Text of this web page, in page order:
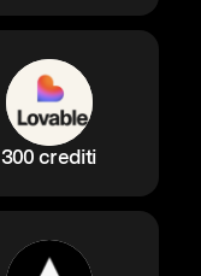
300 crediti